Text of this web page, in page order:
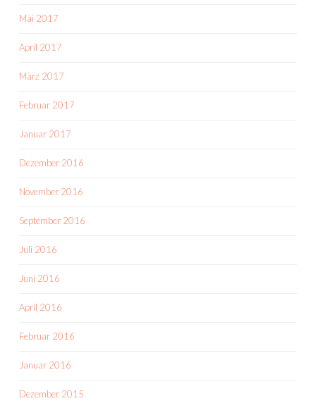
Mai 2017
April 2017
März 2017
Februar 2017
Januar 2017
Dezember 2016
November 2016
September 2016
Juli 2016
Juni 2016
April 2016
Februar 2016
Januar 2016
Dezember 2015